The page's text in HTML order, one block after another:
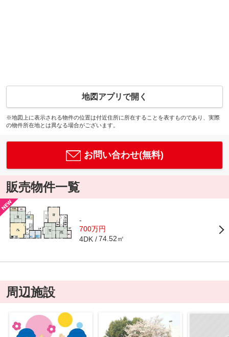
地図アプリで開く
※地図上に表示される物件の位置は付近住所に所在することを表すものであり、実際
の物件所在地とは異なる場合がございます。
お問い合わせ(無料)
販売物件一覧
-
700万円
4DK 74.52㎡
周辺施設